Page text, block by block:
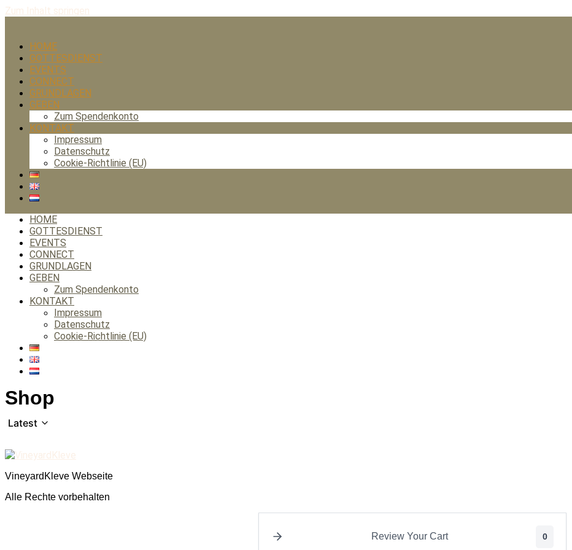
Zum Inhalt springen
HOME
GOTTESDIENST
EVENTS
CONNECT
GRUNDLAGEN
GEBEN
Zum Spendenkonto
KONTAKT
Impressum
Datenschutz
Cookie-Richtlinie (EU)
HOME
GOTTESDIENST
EVENTS
CONNECT
GRUNDLAGEN
GEBEN
Zum Spendenkonto
KONTAKT
Impressum
Datenschutz
Cookie-Richtlinie (EU)
Shop
Latest
VineyardKleve Webseite
Alle Rechte vorbehalten
Review Your Cart 0